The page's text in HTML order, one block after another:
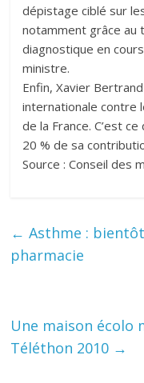
dépistage ciblé sur
notamment grâce au
diagnostique en
ministre.
Enfin, Xavier
internationale contre
de la France. C’est
20 % de sa
Source : Conseil des
← Asthme :
pharmacie
Une maison écolo
Téléthon 2010 →